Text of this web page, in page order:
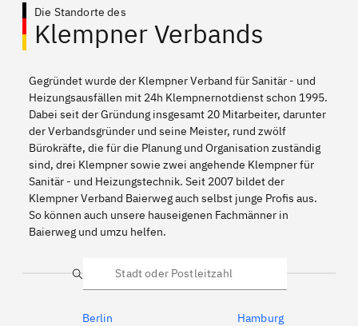
Die Standorte des
Klempner Verbands
Gegründet wurde der Klempner Verband für Sanitär - und
Heizungsausfällen mit 24h Klempnernotdienst schon 1995.
Dabei seit der Gründung insgesamt 20 Mitarbeiter, darunter
der Verbandsgründer und seine Meister, rund zwölf
Bürokräfte, die für die Planung und Organisation zuständig
sind, drei Klempner sowie zwei angehende Klempner für
Sanitär - und Heizungstechnik. Seit 2007 bildet der
Klempner Verband Baierweg auch selbst junge Profis aus.
So können auch unsere hauseigenen Fachmänner in
Baierweg und umzu helfen.
Suche
Berlin Hamburg